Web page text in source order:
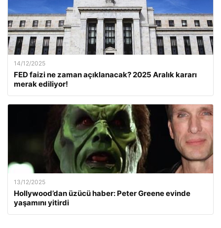
14/12/2025
FED faizi ne zaman açıklanacak? 2025 Aralık kararı
merak ediliyor!
13/12/2025
Hollywood’dan üzücü haber: Peter Greene evinde
yaşamını yitirdi